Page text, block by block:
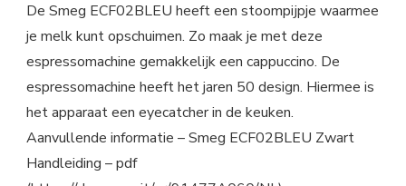
De Smeg ECF02BLEU heeft een stoompijpje waarmee
je melk kunt opschuimen. Zo maak je met deze
espressomachine gemakkelijk een cappuccino. De
espressomachine heeft het jaren 50 design. Hiermee is
het apparaat een eyecatcher in de keuken.
Aanvullende informatie – Smeg ECF02BLEU Zwart
Handleiding – pdf